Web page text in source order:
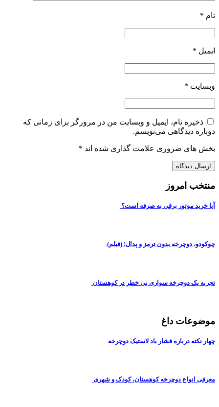
نام *
ایمیل *
وبسایت *
ذخیره نام، ایمیل و وبسایت من در مرورگر برای زمانی که
دوباره دیدگاهی می‌نویسم.
بخش های ضروری علامت گذاری شده اند *
منتخب امروز
آیا خرید موتور برقی به صرفه است؟
چوکودو، دوچرخه بدون ترمز و پدال! (فیلم)
تجربه یک دوچرخه سواری بی خطر در کوهستان
موضوعات داغ
چهار نکته درباره فشار باد لاستیک دوچرخه
معرفی انواع دوچرخه کوهستان، کودک و شهری